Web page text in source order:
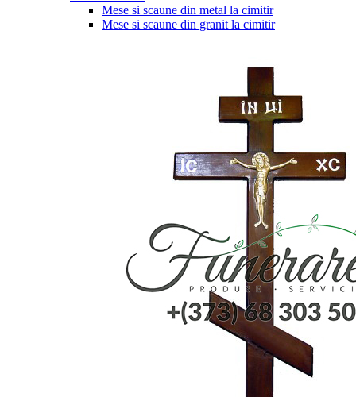
Mese si scaune din metal la cimitir
Mese si scaune din granit la cimitir